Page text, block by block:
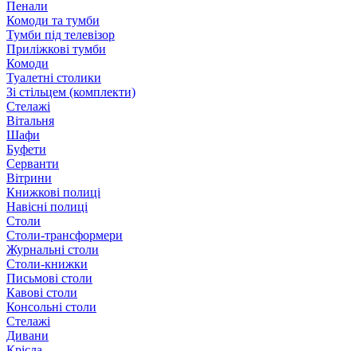
Пенали
Комоди та тумби
Тумби під телевізор
Приліжкові тумби
Комоди
Туалетні столики
Зі стільцем (комплекти)
Стелажі
Вітальня
Шафи
Буфети
Серванти
Вітрини
Книжкові полиці
Навісні полиці
Столи
Столи-трансформери
Журнальні столи
Столи-книжки
Письмові столи
Кавові столи
Консольні столи
Стелажі
Дивани